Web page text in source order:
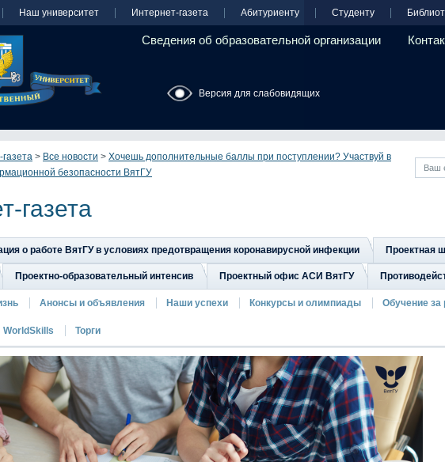
Наш университет Интернет-газета Абитуриенту Студенту
Сведения об образовательной организации
Версия для слабовидящих
> Все новости > Хочешь дополнительные баллы при поступлении? Участвуй в
безопасности ВятГУ
газета
о работе ВятГУ в условиях предотвращения коронавирусной инфекции Проектная
Проектно-образовательный интенсив Проектный офис АСИ ВятГУ
Анонсы и объявления Наши успехи Конкурсы и олимпиады Обучение за
WorldSkills Торги